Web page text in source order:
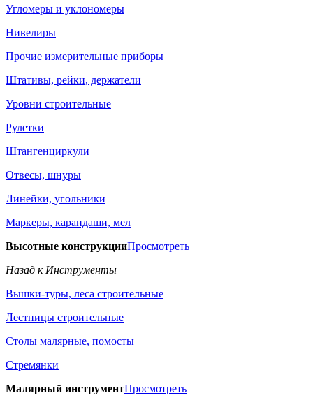
Угломеры и уклономеры
Нивелиры
Прочие измерительные приборы
Штативы, рейки, держатели
Уровни строительные
Рулетки
Штангенциркули
Отвесы, шнуры
Линейки, угольники
Маркеры, карандаши, мел
Высотные конструкцииПросмотреть
Назад к Инструменты
Вышки-туры, леса строительные
Лестницы строительные
Столы малярные, помосты
Стремянки
Малярный инструментПросмотреть